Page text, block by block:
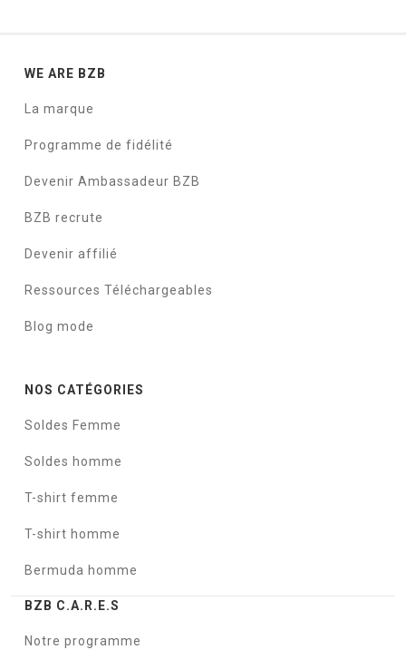
WE ARE BZB
La marque
Programme de fidélité
Devenir Ambassadeur BZB
BZB recrute
Devenir affilié
Ressources Téléchargeables
Blog mode
NOS CATÉGORIES
Soldes Femme
Soldes homme
T-shirt femme
T-shirt homme
Bermuda homme
BZB C.A.R.E.S
Notre programme